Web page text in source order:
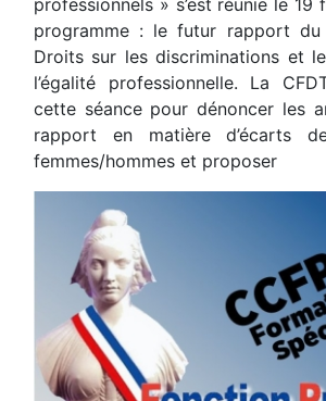
professionnels » s’est réunie le 19
programme : le futur rapport du
Droits sur les discriminations et
l’égalité professionnelle. La
cette séance pour dénoncer les
rapport en matière d’écarts
femmes/hommes et proposer